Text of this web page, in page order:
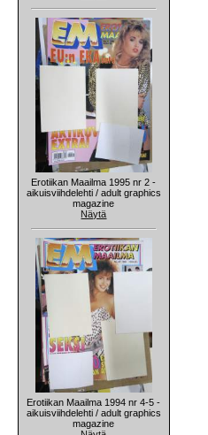
Erotiikan Maailma 1995 nr 2 -
aikuisviihdelehti / adult graphics
magazine
Näytä
Erotiikan Maailma 1994 nr 4-5 -
aikuisviihdelehti / adult graphics
magazine